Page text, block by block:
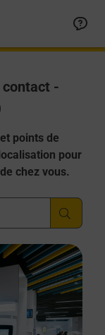
contact -
points de
pour
chez vous.